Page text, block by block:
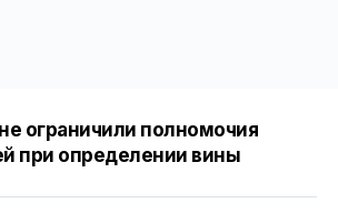
ограничили полномочия
при определении вины